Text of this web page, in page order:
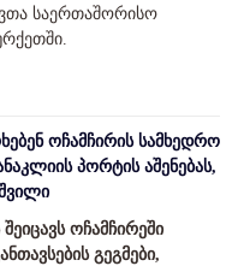
საერთაშორისო
ოჩამჩირის სამხედრო
პორტის აშენებას,
ოჩამჩირეში
გეგმები,